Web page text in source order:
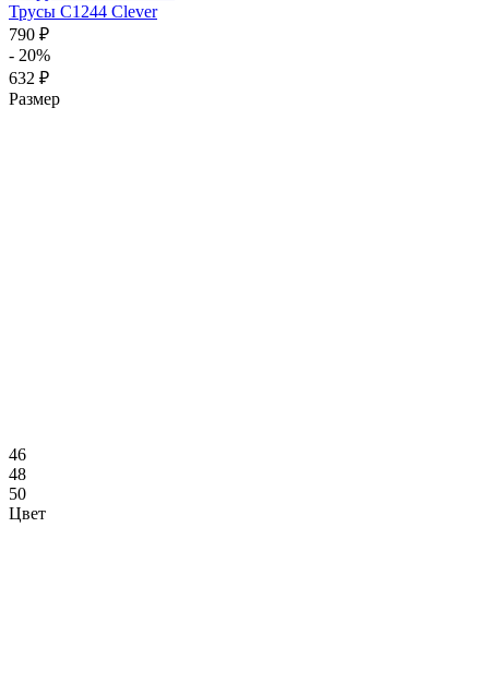
Трусы C1244 Clever
790 ₽
- 20%
632 ₽
Размер
46
48
50
Цвет